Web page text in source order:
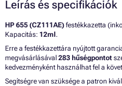
Leírás és specifikációk
HP 655 (CZ111AE)festékkazetta
Kapacitás: 12ml.
Erre a festékkazettára nyújtott
megvásárlásával283 hűségpontot
kedvezményként használhat fel a
Segítségre van szüksége a patron